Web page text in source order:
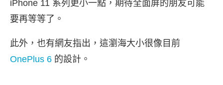
iPhone 11 系列更小一點，期待全面屏的朋友可能
要再等等了。
此外，也有網友指出，這瀏海大小很像目前
OnePlus 6 的設計。